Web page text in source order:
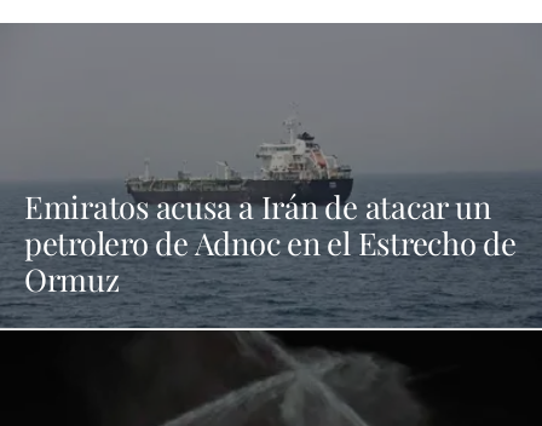
Emiratos acusa a Irán de atacar un
petrolero de Adnoc en el Estrecho de
Ormuz